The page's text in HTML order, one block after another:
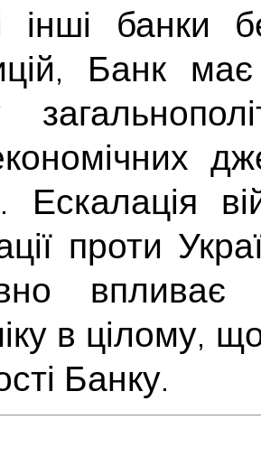
банки
Банк
Ескалація
проти
в цілому,
Банку.